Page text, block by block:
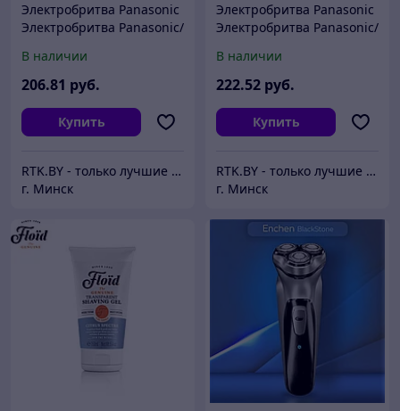
Электробритва Panasonic
Электробритва Panasonic/
влажное бритье: есть,
дисплей: нет, 10000
В наличии
206.81 руб.
Купить
RTK.BY - только лучшие цены
г. Минск
Электробритва Panasonic
Электробритва Panasonic/
влажное бритье: есть,
дисплей: нет, 10000
В наличии
222.52 руб.
Купить
RTK.BY - только лучшие цены
г. Минск